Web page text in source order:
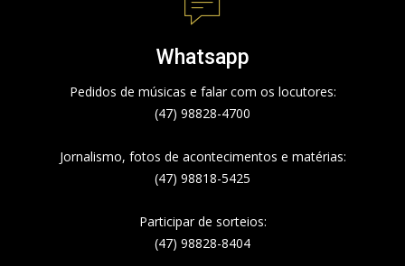
Whatsapp
Pedidos de músicas e falar com os locutores:
(47) 98828-4700
Jornalismo, fotos de acontecimentos e matérias:
(47) 98818-5425
Participar de sorteios:
(47) 98828-8404